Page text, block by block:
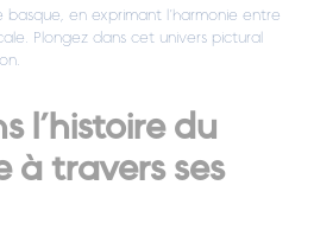
basque, en exprimant l’harmonie entre
Plongez dans cet univers pictural
l’histoire du
à travers ses